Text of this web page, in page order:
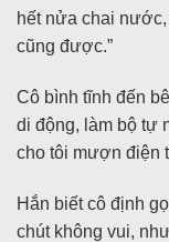
hết nửa chai
cũng được.”
Cô bình tĩnh đến
di động, làm bộ tự
cho tôi mượn điện
Hắn biết cô định
chút không vui,